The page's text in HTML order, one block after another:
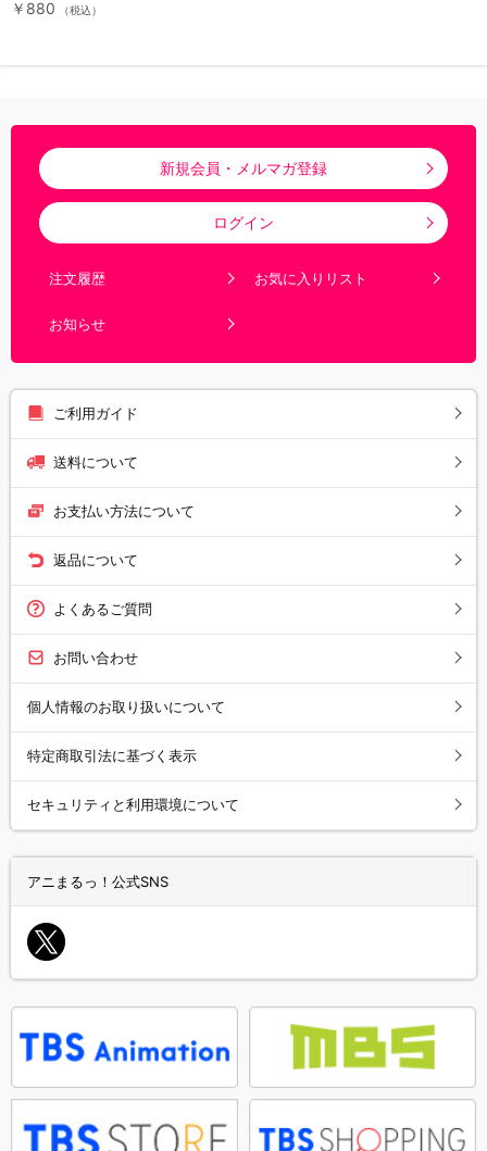
￥880 （税込）
新規会員・メルマガ登録
ログイン
注文履歴 お気に入りリスト
お知らせ
ご利用ガイド
送料について
お支払い方法について
返品について
よくあるご質問
お問い合わせ
個人情報のお取り扱いについて
特定商取引法に基づく表示
セキュリティと利用環境について
アニまるっ！公式SNS